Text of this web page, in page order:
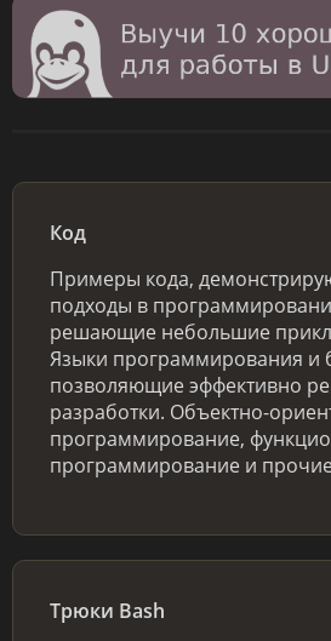
Код
Примеры кода,
подходы в
решающие небольшие
Языки программирования и
позволяющие эффективно
разработки. Объектно-
программирование,
программирование и
Трюки Bash